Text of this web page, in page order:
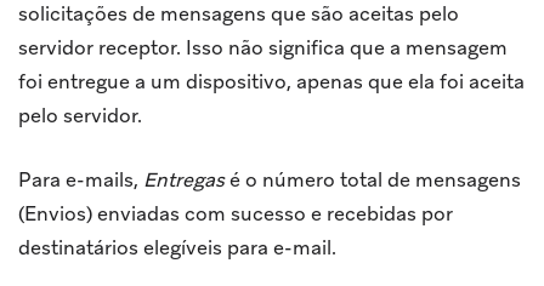
solicitações de mensagens que são aceitas pelo
servidor receptor. Isso não significa que a mensagem
foi entregue a um dispositivo, apenas que ela foi aceita
pelo servidor.
Para e-mails, Entregasé o número total de mensagens
(Envios) enviadas com sucesso e recebidas por
destinatários elegíveis para e-mail.